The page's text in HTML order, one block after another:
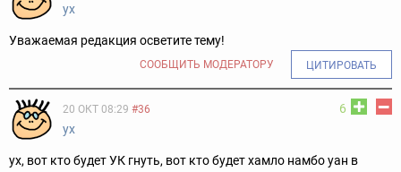
ух
Уважаемая редакция осветите тему!
СООБЩИТЬ МОДЕРАТОРУ ЦИТИРОВАТЬ
6
20 ОКТ 08:29 #36
ух
ух, вот кто будет УК гнуть, вот кто будет хамло намбо уан в